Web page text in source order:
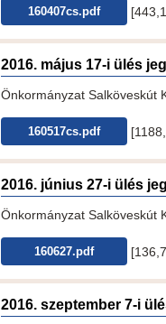
160407cs.pdf
2016. május 17-i ülés
Önkormányzat Salköveskút
160517cs.pdf
2016. június 27-i ülés
Önkormányzat Salköveskút
160627.pdf
2016. szeptember 7-i